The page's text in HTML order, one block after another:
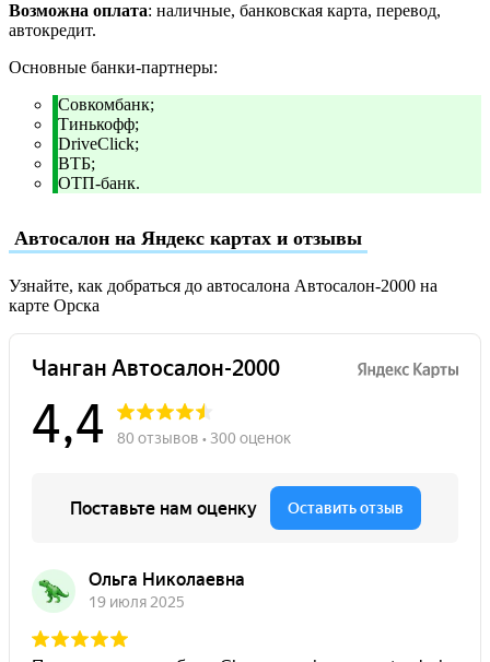
Возможна оплата: наличные, банковская карта, перевод,
автокредит.
Основные банки-партнеры:
Совкомбанк;
Тинькофф;
DriveClick;
ВТБ;
ОТП-банк.
Автосалон на Яндекс картах и отзывы
Узнайте, как добраться до автосалона Автосалон-2000 на
карте Орска